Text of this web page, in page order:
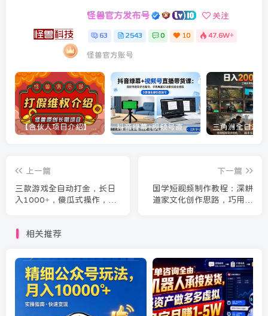
怪兽官方发布号 关注
63 2543 0 10 47.6W+
怪兽官方账号
【合伙人项目介绍】打假维权项目介绍 抖音绿幕+视频号直播带货课：居家照着稿子念起号，手机电脑双场景搭建全流程
上一篇
三款游戏全自动打金，长日
入1000+，傻瓜式操作，小
下一篇
国学短视频制作教程：深耕
道家文化创作思路，巧用工
相关推荐